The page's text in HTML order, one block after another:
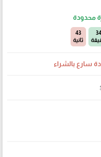
محدودة
34
42
ثانية
سارع بالشراء